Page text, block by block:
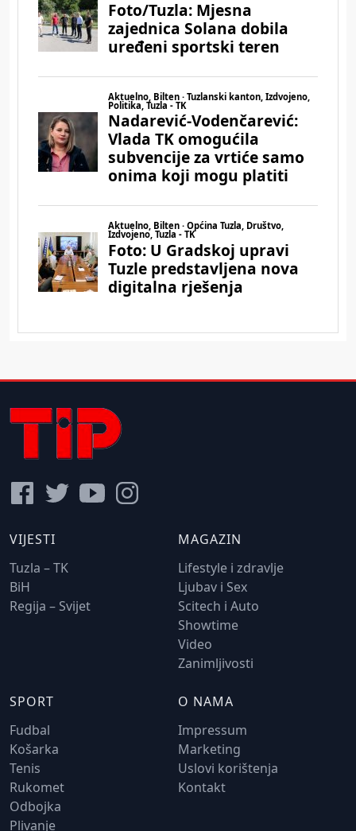
VIJESTI
Tuzla – TK
BiH
Regija – Svijet
MAGAZIN
Lifestyle i zdravlje
Ljubav i Sex
Scitech i Auto
Showtime
Video
Zanimljivosti
SPORT
Fudbal
Košarka
Tenis
Rukomet
Odbojka
Plivanje
O NAMA
Impressum
Marketing
Uslovi korištenja
Kontakt